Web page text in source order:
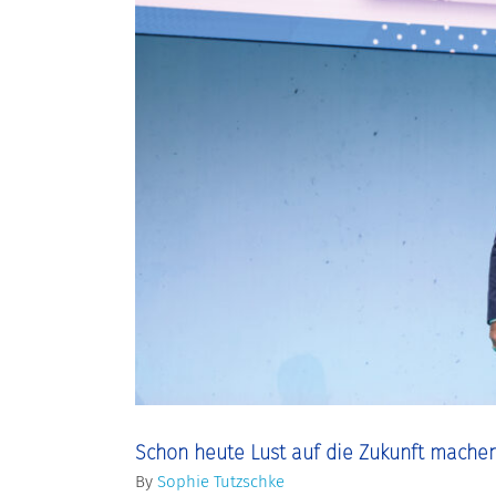
Image
Schon heute Lust auf die Zukunft
By Sophie Tutzschke